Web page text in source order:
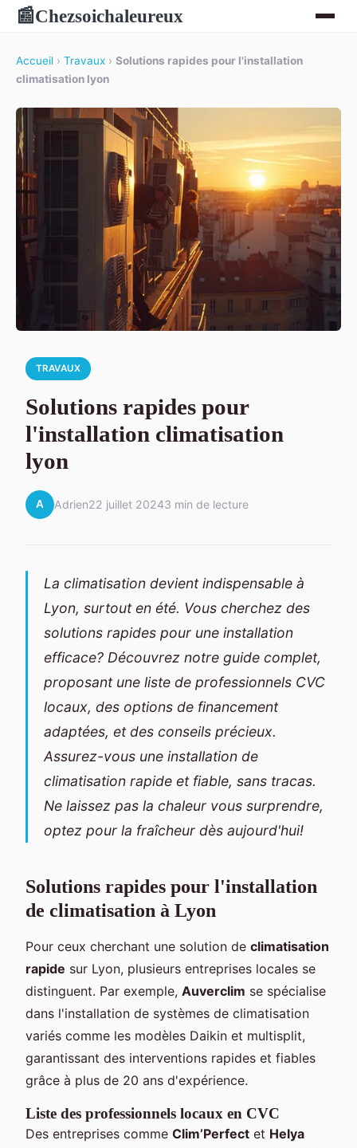
📰Chezsoichaleureux
Accueil › Travaux › Solutions rapides pour l'installation
climatisation lyon
TRAVAUX
Solutions rapides pour
l'installation climatisation
lyon
A Adrien22 juillet 20243 min de lecture
La climatisation devient indispensable à
Lyon, surtout en été. Vous cherchez des
solutions rapides pour une installation
efficace? Découvrez notre guide complet,
proposant une liste de professionnels CVC
locaux, des options de financement
adaptées, et des conseils précieux.
Assurez-vous une installation de
climatisation rapide et fiable, sans tracas.
Ne laissez pas la chaleur vous surprendre,
optez pour la fraîcheur dès aujourd'hui!
Solutions rapides pour l'installation
de climatisation à Lyon
Pour ceux cherchant une solution de climatisation
rapide sur Lyon, plusieurs entreprises locales se
distinguent. Par exemple, Auverclim se spécialise
dans l'installation de systèmes de climatisation
variés comme les modèles Daikin et multisplit,
garantissant des interventions rapides et fiables
grâce à plus de 20 ans d'expérience.
Liste des professionnels locaux en CVC
Des entreprises comme Clim’Perfect et Helya